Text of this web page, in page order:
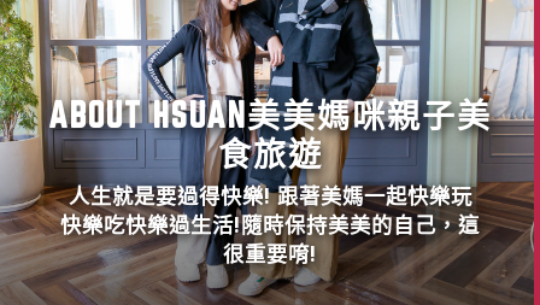
ABOUT HSUAN美美媽咪親子美
食旅遊
人生就是要過得快樂! 跟著美媽一起快樂玩
快樂吃快樂過生活!隨時保持美美的自己，這
很重要唷!